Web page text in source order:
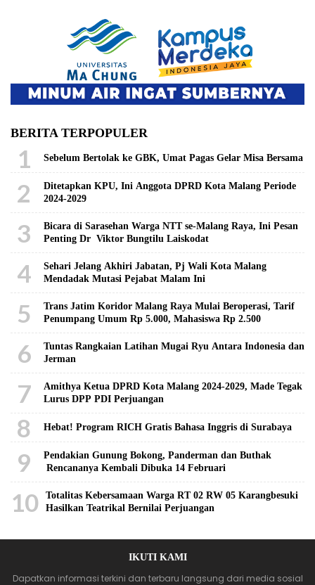
BERITA TERPOPULER
1 Sebelum Bertolak ke GBK, Umat Pagas Gelar Misa Bersama
2
Ditetapkan KPU, Ini Anggota DPRD Kota Malang Periode
2024-2029
3
Bicara di Sarasehan Warga NTT se-Malang Raya, Ini Pesan
Penting Dr Viktor Bungtilu Laiskodat
4
Sehari Jelang Akhiri Jabatan, Pj Wali Kota Malang
Mendadak Mutasi Pejabat Malam Ini
5
Trans Jatim Koridor Malang Raya Mulai Beroperasi, Tarif
Penumpang Umum Rp 5.000, Mahasiswa Rp 2.500
6
Tuntas Rangkaian Latihan Mugai Ryu Antara Indonesia dan
Jerman
7
Amithya Ketua DPRD Kota Malang 2024-2029, Made Tegak
Lurus DPP PDI Perjuangan
8 Hebat! Program RICH Gratis Bahasa Inggris di Surabaya
9
Pendakian Gunung Bokong, Panderman dan Buthak
Rencananya Kembali Dibuka 14 Februari
10
Totalitas Kebersamaan Warga RT 02 RW 05 Karangbesuki
Hasilkan Teatrikal Bernilai Perjuangan
IKUTI KAMI
Dapatkan informasi terkini dan terbaru langsung dari media sosial